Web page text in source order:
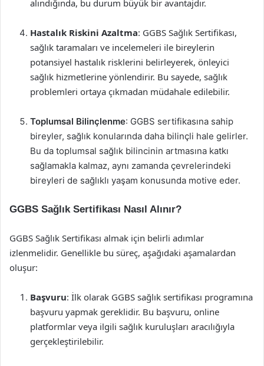
alındığında, bu durum büyük bir avantajdır.
Hastalık Riskini Azaltma: GGBS Sağlık Sertifikası,
sağlık taramaları ve incelemeleri ile bireylerin
potansiyel hastalık risklerini belirleyerek, önleyici
sağlık hizmetlerine yönlendirir. Bu sayede, sağlık
problemleri ortaya çıkmadan müdahale edilebilir.
Toplumsal Bilinçlenme: GGBS sertifikasına sahip
bireyler, sağlık konularında daha bilinçli hale gelirler.
Bu da toplumsal sağlık bilincinin artmasına katkı
sağlamakla kalmaz, aynı zamanda çevrelerindeki
bireyleri de sağlıklı yaşam konusunda motive eder.
GGBS Sağlık Sertifikası Nasıl Alınır?
GGBS Sağlık Sertifikası almak için belirli adımlar
izlenmelidir. Genellikle bu süreç, aşağıdaki aşamalardan
oluşur:
Başvuru: İlk olarak GGBS sağlık sertifikası programına
başvuru yapmak gereklidir. Bu başvuru, online
platformlar veya ilgili sağlık kuruluşları aracılığıyla
gerçekleştirilebilir.